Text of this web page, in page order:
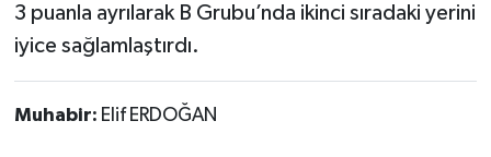
3 puanla ayrılarak B Grubu’nda ikinci sıradaki yerini
iyice sağlamlaştırdı.
Muhabir: Elif ERDOĞAN